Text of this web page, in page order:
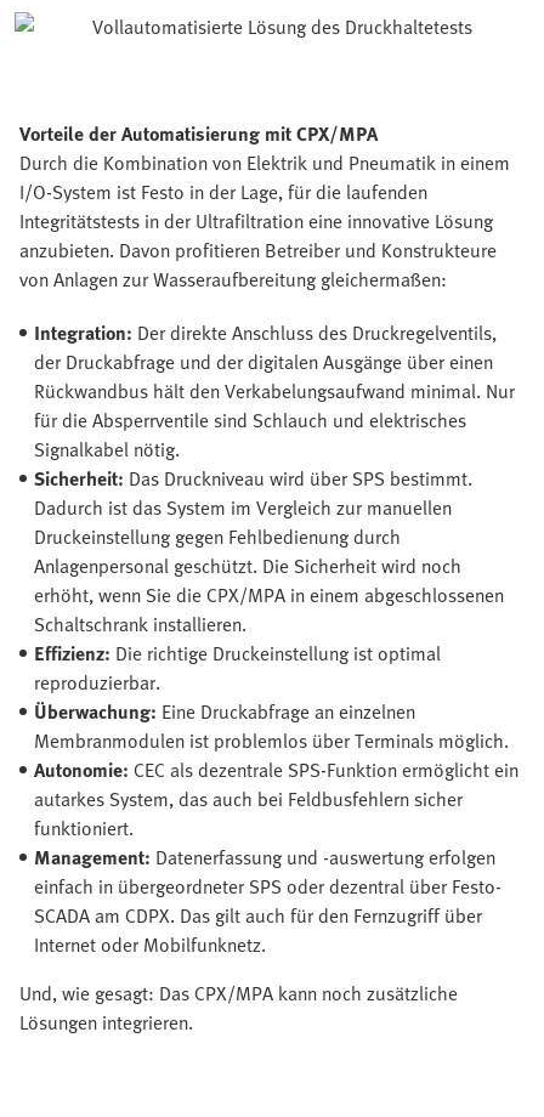
Vorteile der Automatisierung mit CPX/MPA
Durch die Kombination von Elektrik und Pneumatik in einem
I/O-System ist Festo in der Lage, für die laufenden
Integritätstests in der Ultrafiltration eine innovative Lösung
anzubieten. Davon profitieren Betreiber und Konstrukteure
von Anlagen zur Wasseraufbereitung gleichermaßen:
Integration: Der direkte Anschluss des Druckregelventils,
der Druckabfrage und der digitalen Ausgänge über einen
Rückwandbus hält den Verkabelungsaufwand minimal. Nur
für die Absperrventile sind Schlauch und elektrisches
Signalkabel nötig.
Sicherheit: Das Druckniveau wird über SPS bestimmt.
Dadurch ist das System im Vergleich zur manuellen
Druckeinstellung gegen Fehlbedienung durch
Anlagenpersonal geschützt. Die Sicherheit wird noch
erhöht, wenn Sie die CPX/MPA in einem abgeschlossenen
Schaltschrank installieren.
Effizienz: Die richtige Druckeinstellung ist optimal
reproduzierbar.
Überwachung: Eine Druckabfrage an einzelnen
Membranmodulen ist problemlos über Terminals möglich.
Autonomie: CEC als dezentrale SPS-Funktion ermöglicht ein
autarkes System, das auch bei Feldbusfehlern sicher
funktioniert.
Management: Datenerfassung und -auswertung erfolgen
einfach in übergeordneter SPS oder dezentral über Festo-
SCADA am CDPX. Das gilt auch für den Fernzugriff über
Internet oder Mobilfunknetz.
Und, wie gesagt: Das CPX/MPA kann noch zusätzliche
Lösungen integrieren.